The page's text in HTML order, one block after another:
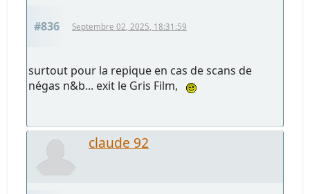
#836 Septembre 02, 2025, 18:31:59
surtout pour la repique en cas de scans de
négas n&b... exit le Gris Film,
claude 92